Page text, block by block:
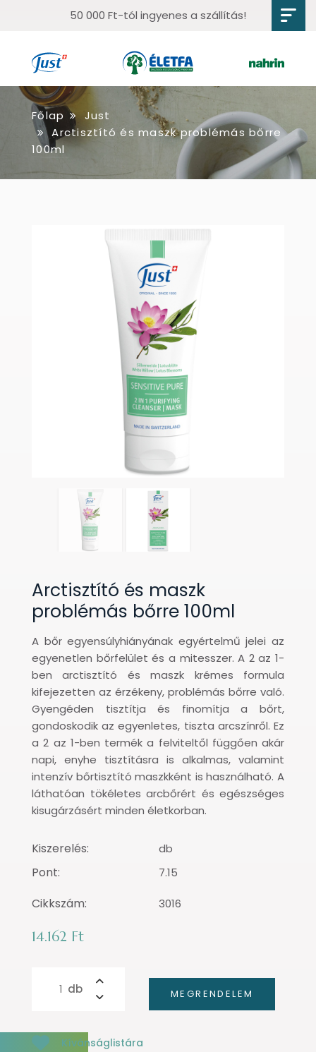
50 000 Ft-tól ingyenes a szállítás!
Főlap
Just
Arctisztító és maszk problémás bőrre
100ml
Arctisztító és maszk
problémás bőrre 100ml
A bőr egyensúlyhiányának egyértelmű jelei az
egyenetlen bőrfelület és a mitesszer. A 2 az 1-
ben arctisztító és maszk krémes formula
kifejezetten az érzékeny, problémás bőrre való.
Gyengéden tisztítja és finomítja a bőrt,
gondoskodik az egyenletes, tiszta arcszínről. Ez
a 2 az 1-ben termék a felviteltől függően akár
napi, enyhe tisztításra is alkalmas, valamint
intenzív bőrtisztító maszkként is használható. A
láthatóan tökéletes arcbőrért és egészséges
kisugárzásért minden életkorban.
Kiszerelés: db
Pont: 7.15
Cikkszám: 3016
14.162 Ft
Kívánságlistára